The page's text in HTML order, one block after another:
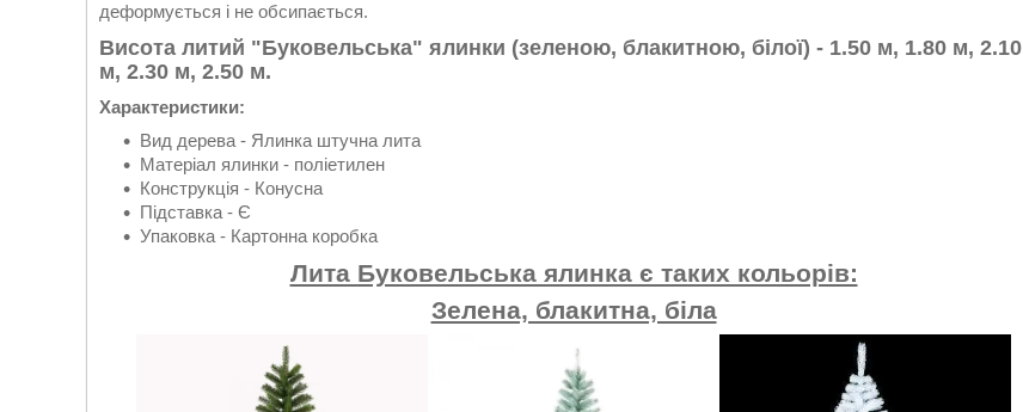
деформується і не обсипається.
Висота литий "Буковельська" ялинки (зеленою, блакитною, білої) - 1.50 м, 1.80 м, 2.10
м, 2.30 м, 2.50 м.
Характеристики:
Вид дерева - Ялинка штучна лита
Матеріал ялинки - поліетилен
Конструкція - Конусна
Підставка - Є
Упаковка - Картонна коробка
Лита Буковельська ялинка є таких кольорів:
Зелена, блакитна, біла